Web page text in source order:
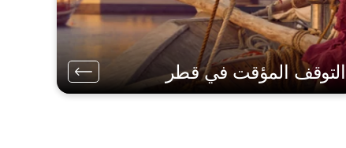
التوقف المؤقت في قطر